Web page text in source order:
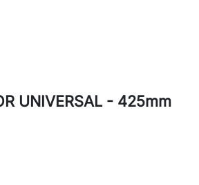
UNIVERSAL - 425mm